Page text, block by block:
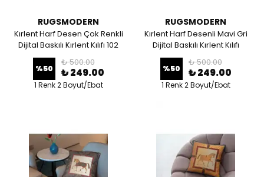
RUGSMODERN
Kırlent Harf Desen Çok Renkli
Dijital Baskılı Kırlent Kılıfı 102
%50
₺ 500.00
₺ 249.00
1 Renk 2 Boyut/Ebat
RUGSMODERN
Kırlent Harf Desenli Mavi Gri
Dijital Baskılı Kırlent Kılıfı
%50
₺ 500.00
₺ 249.00
1 Renk 2 Boyut/Ebat